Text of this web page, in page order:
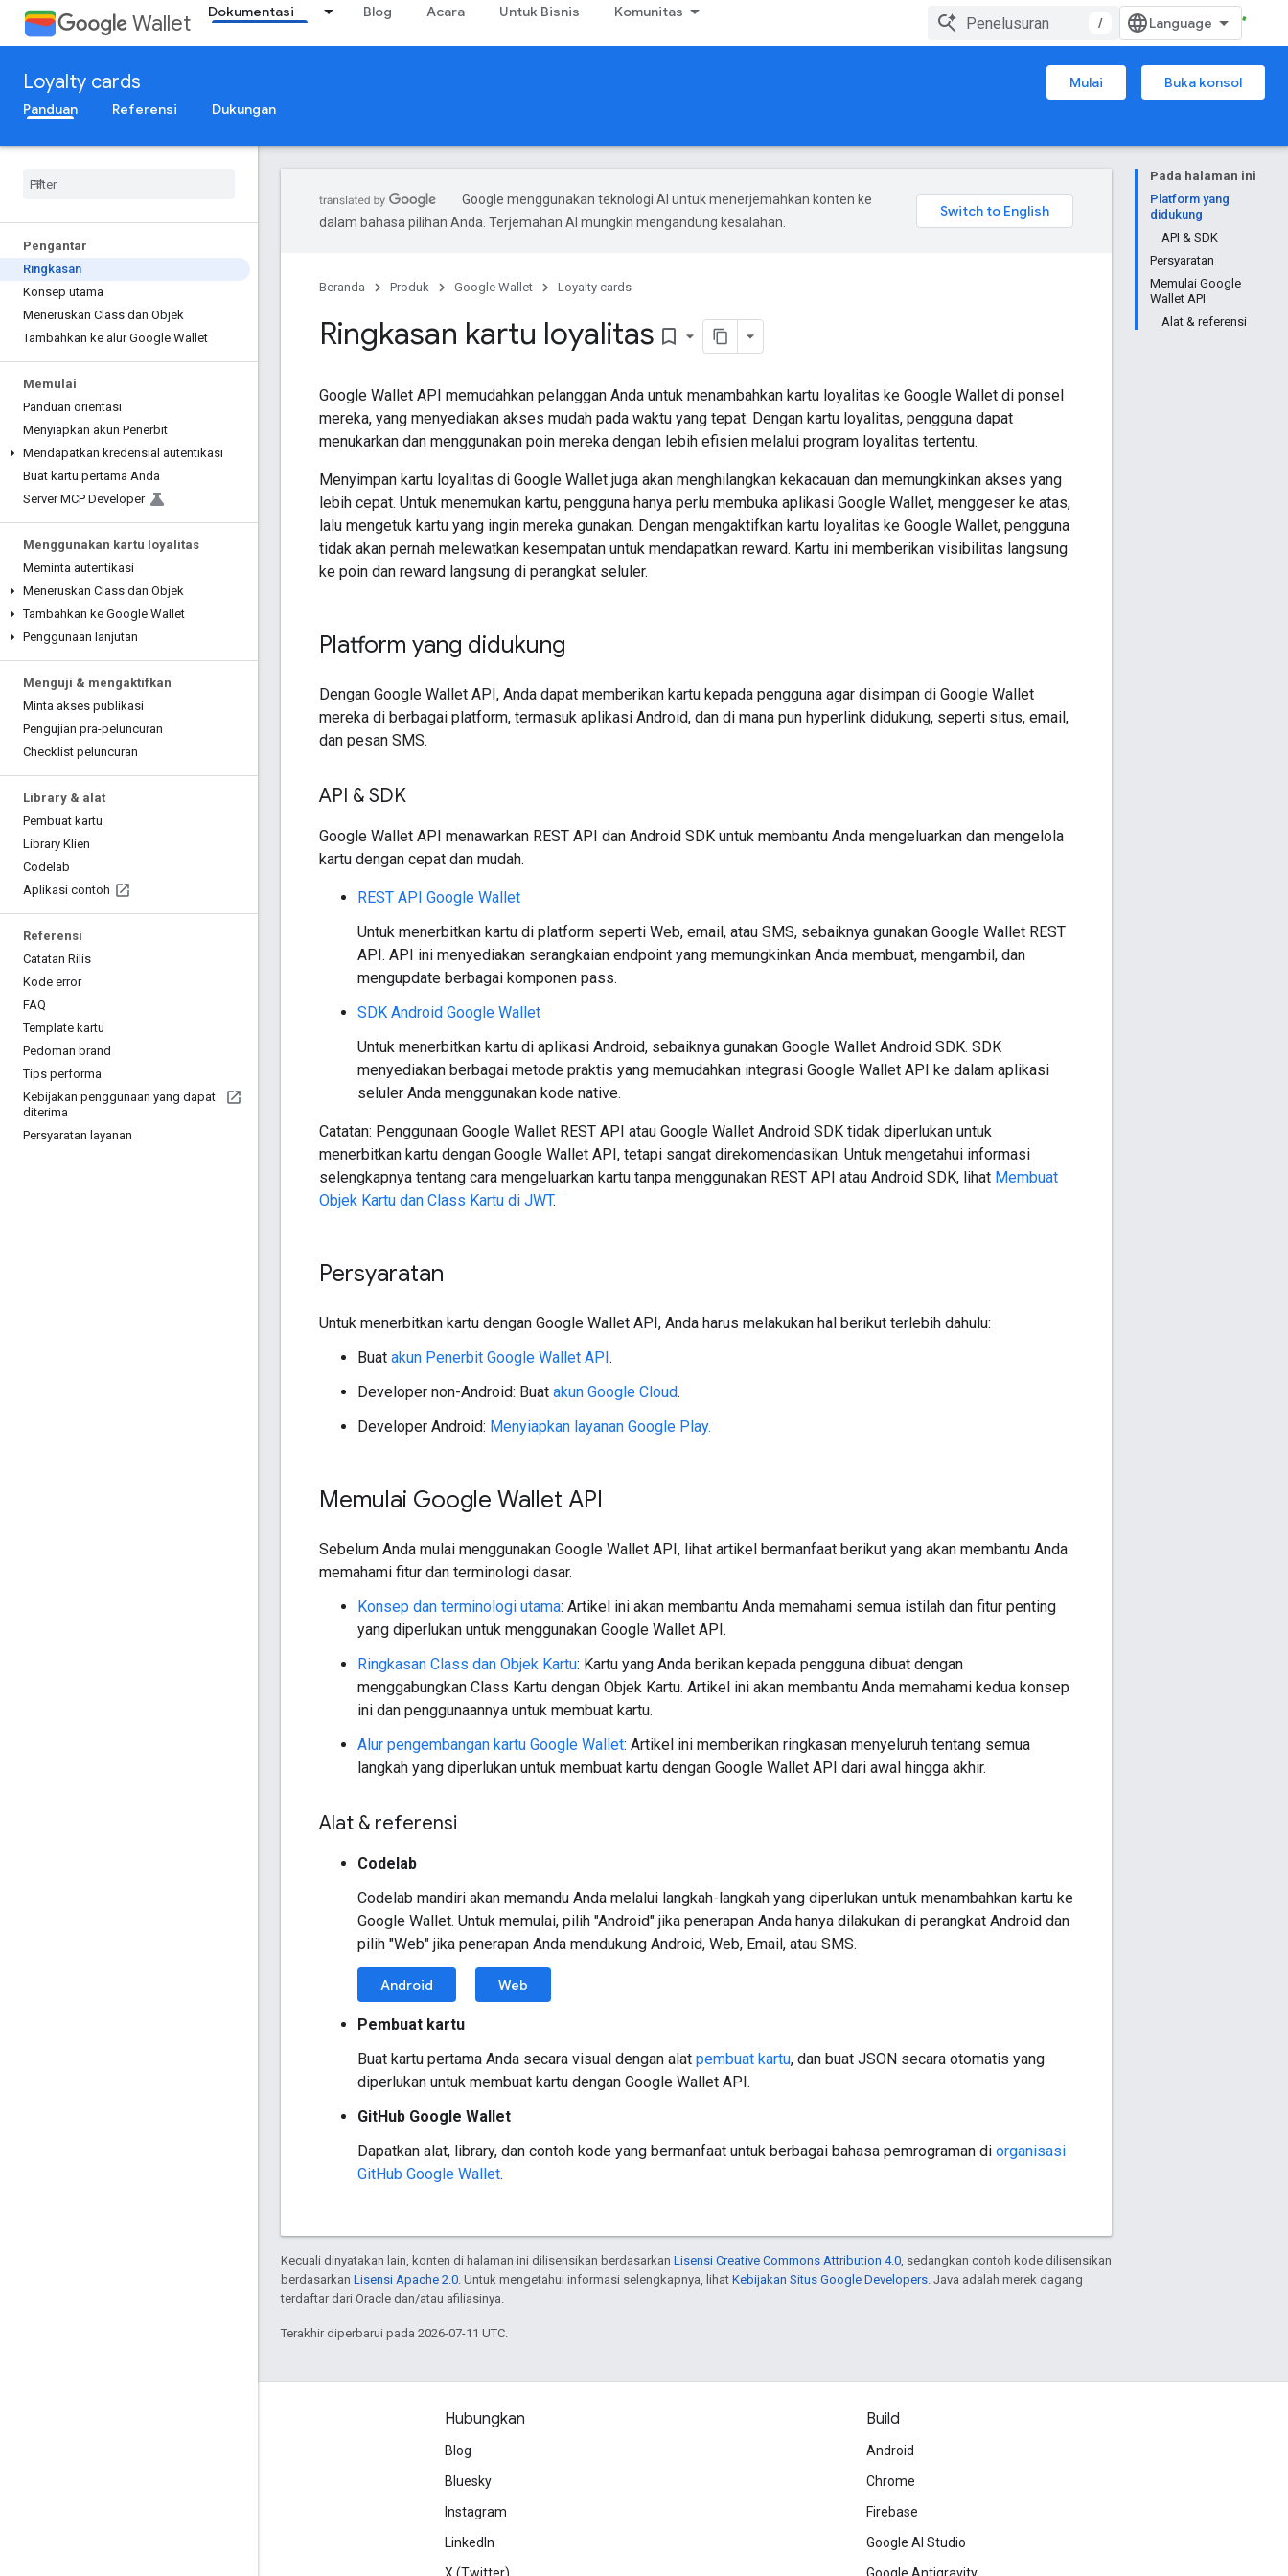
Wallet Dokumentasi Blog Acara Untuk Bisnis Komunitas
/
Loyalty cards Mulai
Buka konsol
Panduan
Referensi Dukungan
Pengantar
Ringkasan
Konsep utama
Meneruskan Class dan Objek
Tambahkan ke alur Google Wallet
Memulai
Panduan orientasi
Menyiapkan akun Penerbit
Mendapatkan kredensial autentikasi
Buat kartu pertama Anda
Server MCP Developer
Menggunakan kartu loyalitas
Meminta autentikasi
Meneruskan Class dan Objek
Tambahkan ke Google Wallet
Penggunaan lanjutan
Menguji & mengaktifkan
Minta akses publikasi
Pengujian pra-peluncuran
Checklist peluncuran
Library & alat
Pembuat kartu
Library Klien
Codelab
Aplikasi contoh
Referensi
Catatan Rilis
Kode error
FAQ
Template kartu
Pedoman brand
Tips performa
Kebijakan penggunaan yang dapat
diterima
Persyaratan layanan
Pada halaman ini
Platform yang
didukung
API & SDK
Persyaratan
Memulai Google
Wallet API
Alat & referensi
Google menggunakan teknologi AI untuk menerjemahkan konten ke
dalam bahasa pilihan Anda. Terjemahan AI mungkin mengandung kesalahan.
Beranda Produk Google Wallet Loyalty cards
Ringkasan kartu loyalitas bookmark_border
Google Wallet API memudahkan pelanggan Anda untuk menambahkan kartu loyalitas ke Google Wallet di ponsel
mereka, yang menyediakan akses mudah pada waktu yang tepat. Dengan kartu loyalitas, pengguna dapat
menukarkan dan menggunakan poin mereka dengan lebih efisien melalui program loyalitas tertentu.
Menyimpan kartu loyalitas di Google Wallet juga akan menghilangkan kekacauan dan memungkinkan akses yang
lebih cepat. Untuk menemukan kartu, pengguna hanya perlu membuka aplikasi Google Wallet, menggeser ke atas,
lalu mengetuk kartu yang ingin mereka gunakan. Dengan mengaktifkan kartu loyalitas ke Google Wallet, pengguna
tidak akan pernah melewatkan kesempatan untuk mendapatkan reward. Kartu ini memberikan visibilitas langsung
ke poin dan reward langsung di perangkat seluler.
Platform yang didukung
Dengan Google Wallet API, Anda dapat memberikan kartu kepada pengguna agar disimpan di Google Wallet
mereka di berbagai platform, termasuk aplikasi Android, dan di mana pun hyperlink didukung, seperti situs, email,
dan pesan SMS.
API & SDK
Google Wallet API menawarkan REST API dan Android SDK untuk membantu Anda mengeluarkan dan mengelola
kartu dengan cepat dan mudah.
REST API Google Wallet
Untuk menerbitkan kartu di platform seperti Web, email, atau SMS, sebaiknya gunakan Google Wallet REST
API. API ini menyediakan serangkaian endpoint yang memungkinkan Anda membuat, mengambil, dan
mengupdate berbagai komponen pass.
SDK Android Google Wallet
Untuk menerbitkan kartu di aplikasi Android, sebaiknya gunakan Google Wallet Android SDK. SDK
menyediakan berbagai metode praktis yang memudahkan integrasi Google Wallet API ke dalam aplikasi
seluler Anda menggunakan kode native.
Catatan: Penggunaan Google Wallet REST API atau Google Wallet Android SDK tidak diperlukan untuk
menerbitkan kartu dengan Google Wallet API, tetapi sangat direkomendasikan. Untuk mengetahui informasi
selengkapnya tentang cara mengeluarkan kartu tanpa menggunakan REST API atau Android SDK, lihat Membuat
Objek Kartu dan Class Kartu di JWT.
Persyaratan
Untuk menerbitkan kartu dengan Google Wallet API, Anda harus melakukan hal berikut terlebih dahulu:
Buat akun Penerbit Google Wallet API.
Developer non-Android: Buat akun Google Cloud.
Developer Android: Menyiapkan layanan Google Play.
Memulai Google Wallet API
Sebelum Anda mulai menggunakan Google Wallet API, lihat artikel bermanfaat berikut yang akan membantu Anda
memahami fitur dan terminologi dasar.
Konsep dan terminologi utama: Artikel ini akan membantu Anda memahami semua istilah dan fitur penting
yang diperlukan untuk menggunakan Google Wallet API.
Ringkasan Class dan Objek Kartu: Kartu yang Anda berikan kepada pengguna dibuat dengan
menggabungkan Class Kartu dengan Objek Kartu. Artikel ini akan membantu Anda memahami kedua konsep
ini dan penggunaannya untuk membuat kartu.
Alur pengembangan kartu Google Wallet: Artikel ini memberikan ringkasan menyeluruh tentang semua
langkah yang diperlukan untuk membuat kartu dengan Google Wallet API dari awal hingga akhir.
Alat & referensi
Codelab
Codelab mandiri akan memandu Anda melalui langkah-langkah yang diperlukan untuk menambahkan kartu ke
Google Wallet. Untuk memulai, pilih "Android" jika penerapan Anda hanya dilakukan di perangkat Android dan
pilih "Web" jika penerapan Anda mendukung Android, Web, Email, atau SMS.
Android Web
Pembuat kartu
Buat kartu pertama Anda secara visual dengan alat pembuat kartu, dan buat JSON secara otomatis yang
diperlukan untuk membuat kartu dengan Google Wallet API.
GitHub Google Wallet
Dapatkan alat, library, dan contoh kode yang bermanfaat untuk berbagai bahasa pemrograman di organisasi
GitHub Google Wallet.
Kecuali dinyatakan lain, konten di halaman ini dilisensikan berdasarkan Lisensi Creative Commons Attribution 4.0 , sedangkan contoh kode dilisensikan
berdasarkan Lisensi Apache 2.0 . Untuk mengetahui informasi selengkapnya, lihat Kebijakan Situs Google Developers . Java adalah merek dagang
terdaftar dari Oracle dan/atau afiliasinya.
Terakhir diperbarui pada 2026-07-11 UTC.
Hubungkan
Blog
Bluesky
Instagram
LinkedIn
Build
Android
Chrome
Firebase
Google AI Studio